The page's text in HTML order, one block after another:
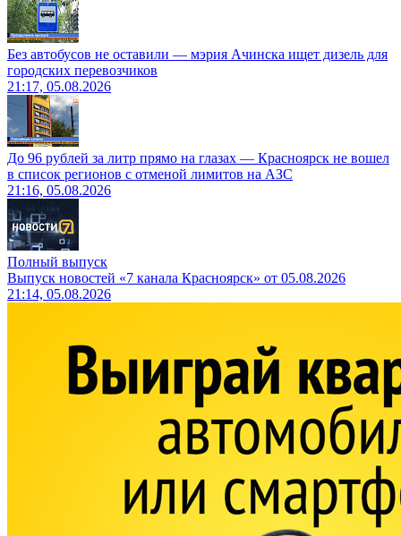
Без автобусов не оставили — мэрия Ачинска ищет дизель для
городских перевозчиков
21:17, 05.08.2026
До 96 рублей за литр прямо на глазах — Красноярск не вошел
в список регионов с отменой лимитов на АЗС
21:16, 05.08.2026
Полный выпуск
Выпуск новостей «7 канала Красноярск» от 05.08.2026
21:14, 05.08.2026